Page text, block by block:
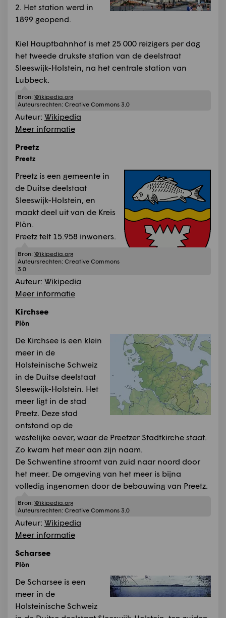
2. Het station werd in
1899 geopend.
Kiel Hauptbahnhof is met 25 000 reizigers per dag
het tweede drukste station van de deelstraat
Sleeswijk-Holstein, na het centrale station van
Lubbeck.
Bron: Wikipedia.org
Auteursrechten: Creative Commons 3.0
Auteur: Wikipedia
Meer informatie
Preetz
Preetz
Preetz is een gemeente in
de Duitse deelstaat
Sleeswijk-Holstein, en
maakt deel uit van de Kreis
Plön.
Preetz telt 15.958 inwoners.
Bron: Wikipedia.org
Auteursrechten: Creative Commons
3.0
Auteur: Wikipedia
Meer informatie
Kirchsee
Plön
De Kirchsee is een klein
meer in de
Holsteinische Schweiz
in de Duitse deelstaat
Sleeswijk-Holstein. Het
meer ligt in de stad
Preetz. Deze stad
ontstond op de
westelijke oever, waar de Preetzer Stadtkirche staat.
Zo kwam het meer aan zijn naam.
De Schwentine stroomt van zuid naar noord door
het meer. De omgeving van het meer is bijna
volledig ingenomen door de bebouwing van Preetz.
Bron: Wikipedia.org
Auteursrechten: Creative Commons 3.0
Auteur: Wikipedia
Meer informatie
Scharsee
Plön
De Scharsee is een
meer in de
Holsteinische Schweiz